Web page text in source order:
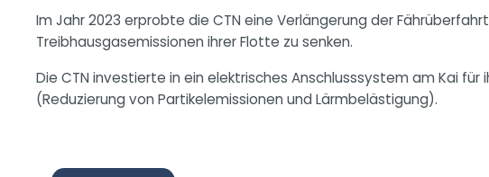
Im Jahr 2023 erprobte die CTN eine Verlängerung der
Treibhausgasemissionen ihrer Flotte zu senken.
Die CTN investierte in ein elektrisches Anschlusssystem am Kai
(Reduzierung von Partikelemissionen und Lärmbelästigung).